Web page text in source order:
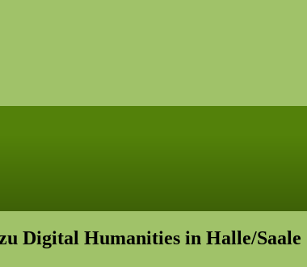
Digital Humanities in Halle/Saale